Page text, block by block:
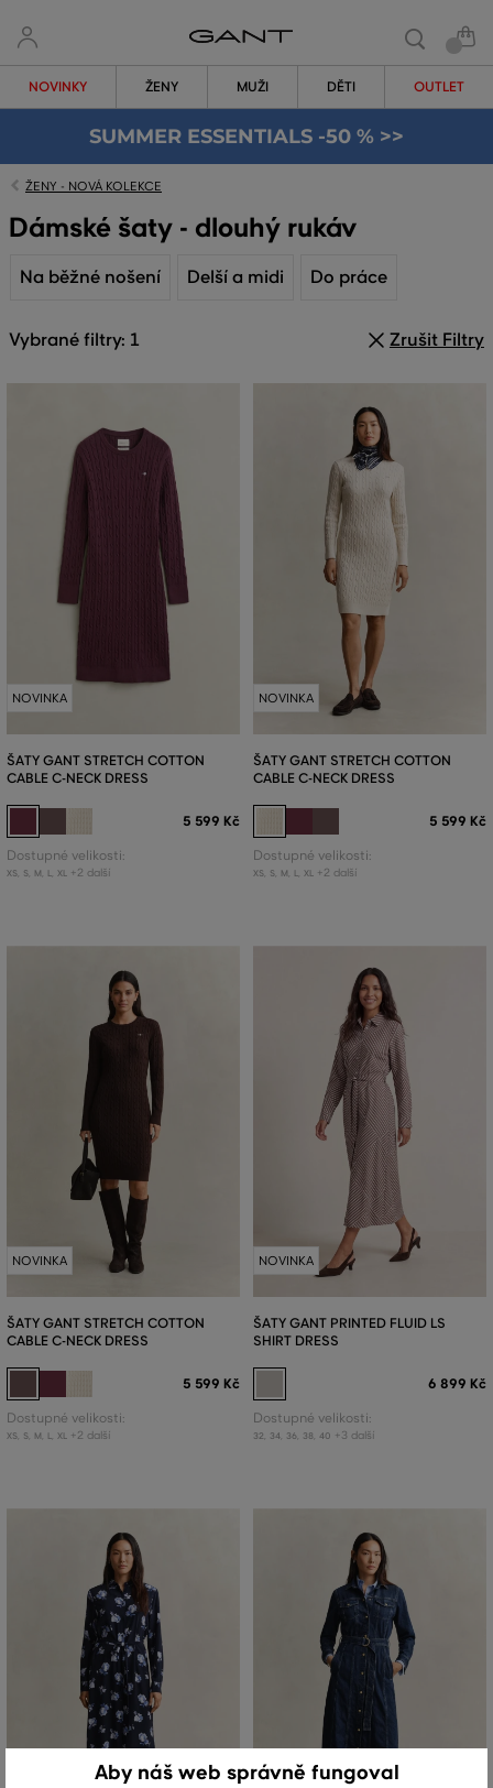
NOVINKY ŽENY MUŽI DĚTI OUTLET
SUMMER ESSENTIALS -50 % >>
ŽENY - NOVÁ KOLEKCE
Dámské šaty - dlouhý rukáv
Na běžné nošení Delší a midi Do práce
Vybrané filtry: 1 Zrušit Filtry
NOVINKA
ŠATY GANT STRETCH COTTON
CABLE C-NECK DRESS
5 599 Kč
Dostupné velikosti:
XS, S, M L XL +2 další
NOVINKA
ŠATY GANT STRETCH COTTON
CABLE C-NECK DRESS
5 599 Kč
Dostupné velikosti:
XS, S, M L XL +2 další
NOVINKA
ŠATY GANT STRETCH COTTON
CABLE C-NECK DRESS
5 599 Kč
Dostupné velikosti:
XS, S, M L XL +2 další
NOVINKA
ŠATY GANT PRINTED FLUID LS
SHIRT DRESS
6 899 Kč
Dostupné velikosti:
32 34 36 38 40 +3 další
Aby náš web správně fungoval